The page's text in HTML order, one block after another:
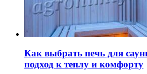
Как выбрать печь для
подход к теплу и комфорту